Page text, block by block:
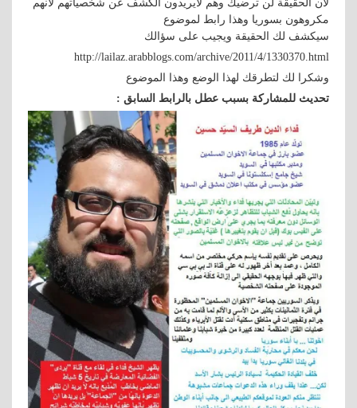
لأن الحقيقة لن ترضيك وهم لايريدون الكشف عن شخصياتهم لأنهم
مكروهون بسوريا وهذا رابط لموضوع
سيكشف لك الحقيقة ويجيب على سؤالك
http://lailaz.arabblogs.com/archive/2011/4/1330370.html
وشكرا لك لتطرقك لهذا الوضع وهذا الموضوع
تحديث للمشاركة بسبب عطل بالرابط السابق :